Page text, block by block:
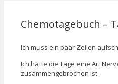
Chemotagebuch –
Ich muss ein paar Zeilen
Ich hatte die Tage eine Art
zusammengebrochen ist.